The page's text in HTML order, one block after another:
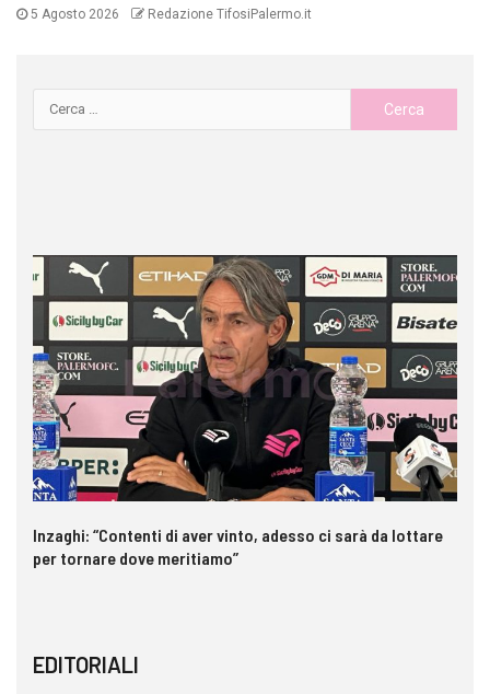
5 Agosto 2026 Redazione TifosiPalermo.it
Inzaghi: “Contenti di aver vinto, adesso ci sarà da lottare
per tornare dove meritiamo”
EDITORIALI